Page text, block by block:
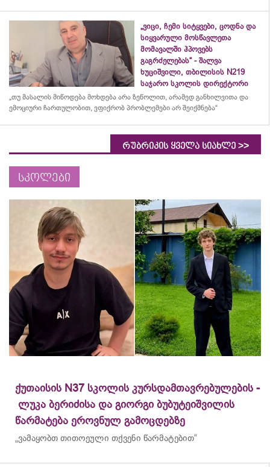
„ვიცი, ჩემი სიტყვები, ცოდნა და
სიყვარული მოსწავლეთა
მომავალში ჰპოვებს
გაგრძელებას“ - შალვა
ხუციშვილი, თბილისის N219
საჯარო სკოლის დირექტორი
„თუ მასალის მიწოდება მოხდება არა ზეწოლით, არამედ განხილვითა და
ემოციური ჩართულობით, ვფიქრობ პრობლემები არ შეიქმნება“
რუბრიკის ყველა სიახლე >>
სკოლები
ქუთაისის N37 სკოლის კურსდამთავრებულების -
ლუკა ბერიძისა და გიორგი ბუბუტეიშვილის
წარმატება ეროვნულ გამოცდებზე
„ვამაყობთ თითოეული თქვენი წარმატებით“